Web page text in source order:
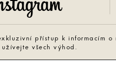
přístup k informacím o
všech výhod.